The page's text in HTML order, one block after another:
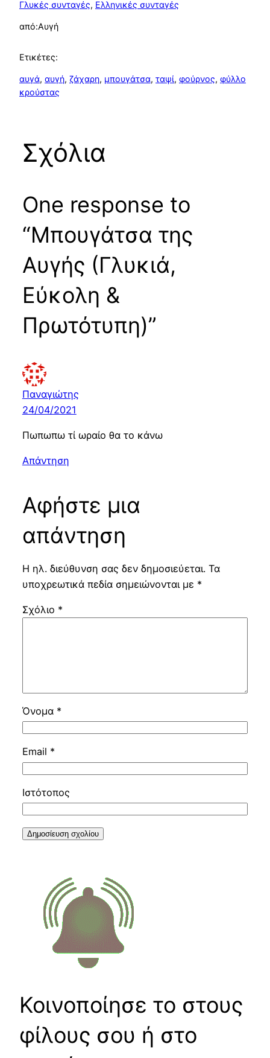
Γλυκές συνταγές, Ελληνικές συνταγές
από:Αυγή
Ετικέτες:
αυγά, αυγή, ζάχαρη, μπουγάτσα, ταψί, φούρνος, φύλλο
κρούστας
Σχόλια
One response to
“Μπουγάτσα της
Αυγής (Γλυκιά,
Εύκολη &
Πρωτότυπη)”
Παναγιώτης
24/04/2021
Πωπωπω τί ωραίο θα το κάνω
Απάντηση
Αφήστε μια
απάντηση
Η ηλ. διεύθυνση σας δεν δημοσιεύεται. Τα
υποχρεωτικά πεδία σημειώνονται με *
Σχόλιο *
Όνομα *
Email *
Ιστότοπος
Κοινοποίησε το στους
φίλους σου ή στο